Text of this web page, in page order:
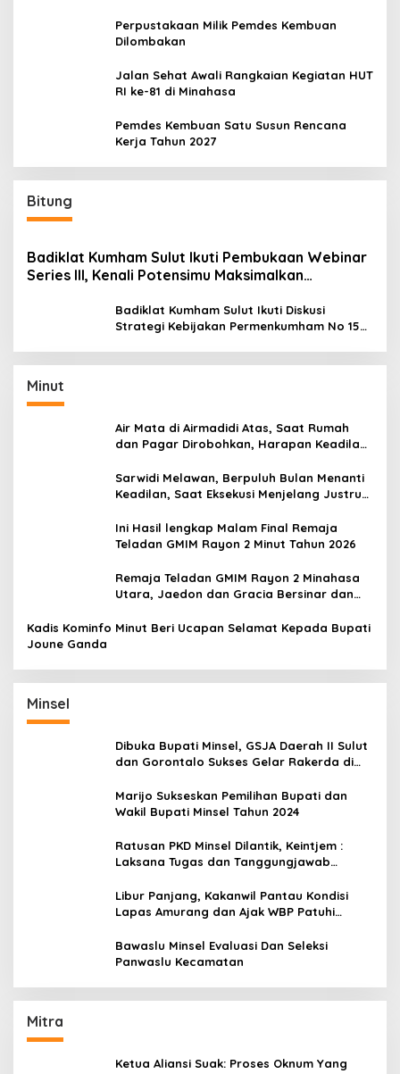
Perpustakaan Milik Pemdes Kembuan
Dilombakan
Jalan Sehat Awali Rangkaian Kegiatan HUT
RI ke-81 di Minahasa
Pemdes Kembuan Satu Susun Rencana
Kerja Tahun 2027
Bitung
Badiklat Kumham Sulut Ikuti Pembukaan Webinar
Series III, Kenali Potensimu Maksimalkan
Badiklat Kumham Sulut Ikuti Diskusi
Strategi Kebijakan Permenkumham No 15
Minut
Air Mata di Airmadidi Atas, Saat Rumah
dan Pagar Dirobohkan, Harapan Keadilan
Sarwidi Melawan, Berpuluh Bulan Menanti
Keadilan, Saat Eksekusi Menjelang Justru
Ini Hasil lengkap Malam Final Remaja
Teladan GMIM Rayon 2 Minut Tahun 2026
Remaja Teladan GMIM Rayon 2 Minahasa
Utara, Jaedon dan Gracia Bersinar dan
Kadis Kominfo Minut Beri Ucapan Selamat Kepada Bupati
Joune Ganda
Minsel
Dibuka Bupati Minsel, GSJA Daerah II Sulut
dan Gorontalo Sukses Gelar Rakerda di
Marijo Sukseskan Pemilihan Bupati dan
Wakil Bupati Minsel Tahun 2024
Ratusan PKD Minsel Dilantik, Keintjem :
Laksana Tugas dan Tanggungjawab
Libur Panjang, Kakanwil Pantau Kondisi
Lapas Amurang dan Ajak WBP Patuhi
Bawaslu Minsel Evaluasi Dan Seleksi
Panwaslu Kecamatan
Mitra
Ketua Aliansi Suak: Proses Oknum Yang